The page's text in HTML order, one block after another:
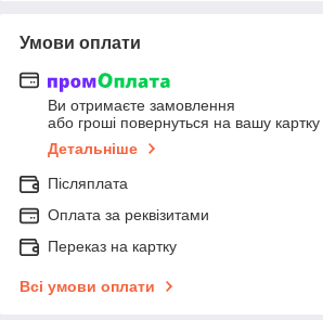
Умови оплати
Ви отримаєте замовлення
або гроші повернуться на вашу картку
Детальніше
Післяплата
Оплата за реквізитами
Переказ на картку
Всі умови оплати